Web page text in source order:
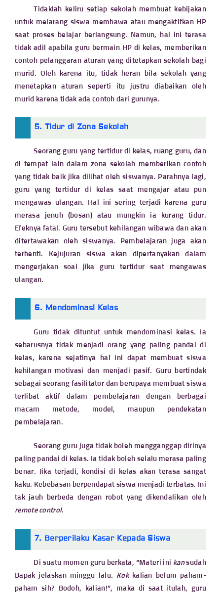
Tidaklah keliru setiap sekolah membuat kebijakan
untuk melarang siswa membawa atau mengaktifkan HP
saat proses belajar berlangsung. Namun, hal ini terasa
tidak adil apabila guru bermain HP di kelas, memberikan
contoh pelanggaran aturan yang ditetapkan sekolah bagi
murid. Oleh karena itu, tidak heran bila sekolah yang
menetapkan aturan seperti itu justru diabaikan oleh
murid karena tidak ada contoh dari gurunya.
5. Tidur di Zona Sekolah
Seorang guru yang tertidur di kelas, ruang guru, dan
di tempat lain dalam zona sekolah memberikan contoh
yang tidak baik jika dilihat oleh siswanya. Parahnya lagi,
guru yang tertidur di kelas saat mengajar atau pun
mengawas ulangan. Hal ini sering terjadi karena guru
merasa jenuh (bosan) atau mungkin ia kurang tidur.
Efeknya fatal. Guru tersebut kehilangan wibawa dan akan
ditertawakan oleh siswanya. Pembelajaran juga akan
terhenti. Kejujuran siswa akan dipertanyakan dalam
mengerjakan soal jika guru tertidur saat mengawas
ulangan.
6. Mendominasi Kelas
Guru tidak dituntut untuk mendominasi kelas. Ia
seharusnya tidak menjadi orang yang paling pandai di
kelas, karena sejatinya hal ini dapat membuat siswa
kehilangan motivasi dan menjadi pasif. Guru bertindak
sebagai seorang fasilitator dan berupaya membuat siswa
terlibat aktif dalam pembelajaran dengan berbagai
macam metode, model, maupun pendekatan
pembelajaran.
Seorang guru juga tidak boleh mengganggap dirinya
paling pandai di kelas. Ia tidak boleh selalu merasa paling
benar. Jika terjadi, kondisi di kelas akan terasa sangat
kaku. Kebebasan berpendapat siswa menjadi terbatas. Ini
tak jauh berbeda dengan robot yang dikendalikan oleh
remote control.
7. Berperilaku Kasar Kepada Siswa
Di suatu momen guru berkata, “Materi ini kansudah
Bapak jelaskan minggu lalu. Kokkalian belum paham-
paham sih? Bodoh, kalian!”, maka di saat itulah, guru